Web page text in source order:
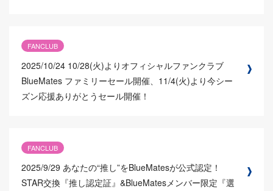
FANCLUB
2025/10/24 10/28(火)よりオフィシャルファンクラブ
BlueMates ファミリーセール開催、11/4(火)より今シー
ズン応援ありがとうセール開催！
FANCLUB
2025/9/29 あなたの“推し”をBlueMatesが公式認定！
STAR交換『推し認定証』&BlueMatesメンバー限定『選